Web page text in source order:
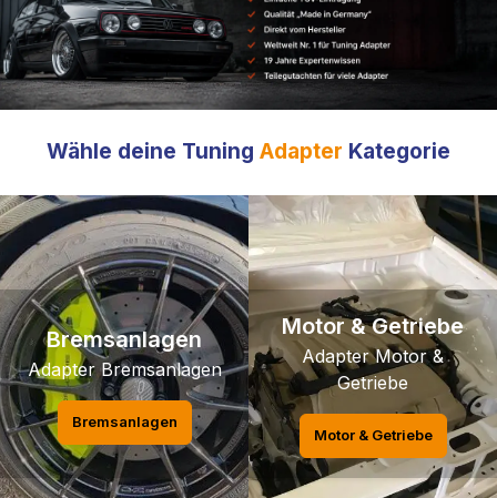
Wähle deine Tuning Adapter Kategorie
Bremsanlagen
Adapter Bremsanlagen
Bremsanlagen
Motor & Getriebe
Adapter Motor &
Getriebe
Motor & Getriebe